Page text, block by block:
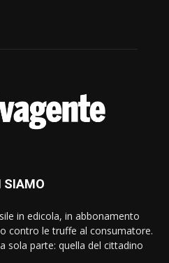
SIAMO
in edicola, in abbonamento
contro le truffe al consumatore.
sola parte: quella del cittadino